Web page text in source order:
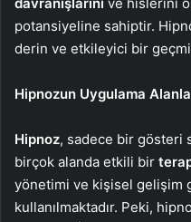
potansiyeline sahiptir.
derin ve etkileyici bir
Hipnozun Uygulama
Hipnoz, sadece bir gösteri
birçok alanda etkili bir
yönetimi ve kişisel gelişim
kullanılmaktadır. Peki,